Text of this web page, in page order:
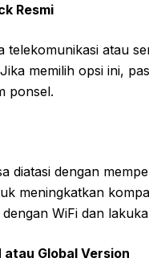
Resmi
telekomunikasi atau
memilih opsi ini,
ponsel.
diatasi dengan
meningkatkan
WiFi dan
atau Global Version